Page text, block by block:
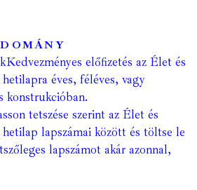
Kedvezményes előfizetés az Élet és
éves, féléves, vagy
konstrukcióban.
tetszése szerint az Élet és
lapszámai között és töltse le
lapszámot akár azonnal,